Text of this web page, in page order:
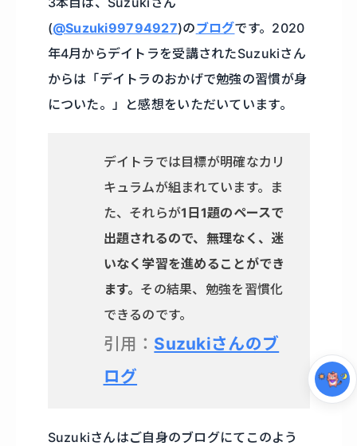
(@Suzuki99794927)のブログです。2020
年4月からデイトラを受講されたSuzukiさん
からは「デイトラのおかげで勉強の習慣が身
についた。」と感想をいただいています。
デイトラでは目標が明確なカリ
キュラムが組まれています。ま
た、それらが1日1題のペースで
出題されるので、無理なく、迷
いなく学習を進めることができ
ます。 その結果、勉強を習慣化
できるのです。
引用： Suzukiさんのブ
ログ
Suzukiさんはご自身のブログにてこのよう
集中モード